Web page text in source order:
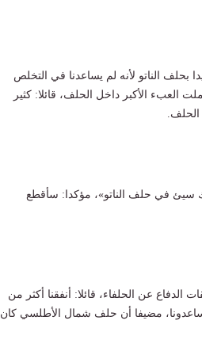
بحلف الناتو لأنه لم يساعدنا في التخلص
العبء الأكبر داخل الحلف، قائلا: كثير
سيئ في حلف الناتو»، مؤكدا: سأقطع
الدفاع عن الحلفاء، قائلا: أنفقنا أكثر من
مضيفا أن حلف شمال الأطلسي كان